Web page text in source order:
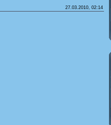
27.03.2010, 02:14